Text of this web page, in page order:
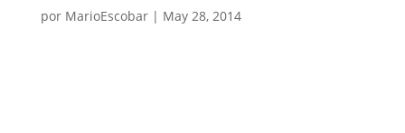
por MarioEscobar| May 28, 2014